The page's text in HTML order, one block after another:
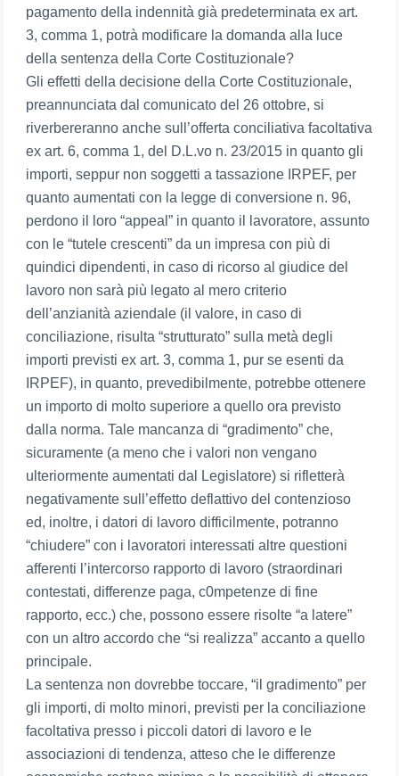
pagamento della indennità già predeterminata ex art.
3, comma 1, potrà modificare la domanda alla luce
della sentenza della Corte Costituzionale?
Gli effetti della decisione della Corte Costituzionale,
preannunciata dal comunicato del 26 ottobre, si
riverbereranno anche sull’offerta conciliativa facoltativa
ex art. 6, comma 1, del D.L.vo n. 23/2015 in quanto gli
importi, seppur non soggetti a tassazione IRPEF, per
quanto aumentati con la legge di conversione n. 96,
perdono il loro “appeal” in quanto il lavoratore, assunto
con le “tutele crescenti” da un impresa con più di
quindici dipendenti, in caso di ricorso al giudice del
lavoro non sarà più legato al mero criterio
dell’anzianità aziendale (il valore, in caso di
conciliazione, risulta “strutturato” sulla metà degli
importi previsti ex art. 3, comma 1, pur se esenti da
IRPEF), in quanto, prevedibilmente, potrebbe ottenere
un importo di molto superiore a quello ora previsto
dalla norma. Tale mancanza di “gradimento” che,
sicuramente (a meno che i valori non vengano
ulteriormente aumentati dal Legislatore) si rifletterà
negativamente sull’effetto deflattivo del contenzioso
ed, inoltre, i datori di lavoro difficilmente, potranno
“chiudere” con i lavoratori interessati altre questioni
afferenti l’intercorso rapporto di lavoro (straordinari
contestati, differenze paga, c0mpetenze di fine
rapporto, ecc.) che, possono essere risolte “a latere”
con un altro accordo che “si realizza” accanto a quello
principale.
La sentenza non dovrebbe toccare, “il gradimento” per
gli importi, di molto minori, previsti per la conciliazione
facoltativa presso i piccoli datori di lavoro e le
associazioni di tendenza, atteso che le differenze